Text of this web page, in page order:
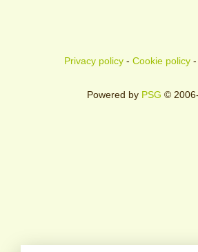
Privacy policy- Cookie policy-
Powered by PSG ©